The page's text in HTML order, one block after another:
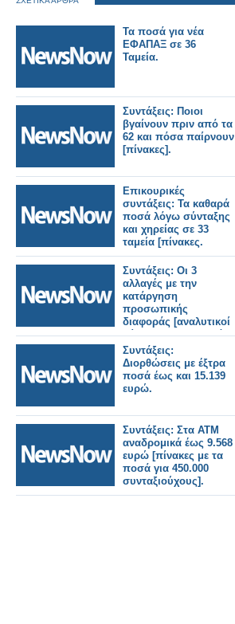
Τα ποσά για νέα
ΕΦΑΠΑΞ σε 36
Ταμεία.
Συντάξεις: Ποιοι
βγαίνουν πριν από τα
62 και πόσα παίρνουν
[πίνακες].
Επικουρικές
συντάξεις: Τα καθαρά
ποσά λόγω σύνταξης
και χηρείας σε 33
ταμεία [πίνακες.
Συντάξεις: Οι 3
αλλαγές με την
κατάργηση
προσωπικής
διαφοράς [αναλυτικοί
πίνακες με τα τελικά
ποσά για όλα τα
ταμεία.
Συντάξεις:
Διορθώσεις με έξτρα
ποσά έως και 15.139
ευρώ.
Συντάξεις: Στα ΑΤΜ
αναδρομικά έως 9.568
ευρώ [πίνακες με τα
ποσά για 450.000
συνταξιούχους].